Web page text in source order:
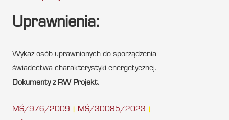
Uprawnienia:
Wykaz osób uprawnionych do sporządzenia
świadectwa charakterystyki energetycznej.
Dokumenty z RW Projekt.
MŚ/976/2009 MŚ/30085/2023